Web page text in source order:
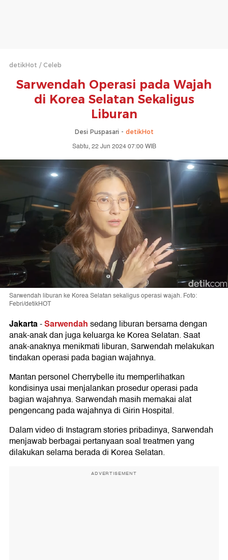
detikHot Celeb
Sarwendah Operasi pada Wajah
di Korea Selatan Sekaligus
Liburan
Desi Puspasari - detikHot
Sabtu, 22 Jun 2024 07:00 WIB
Sarwendah liburan ke Korea Selatan sekaligus operasi wajah. Foto:
Febri/detikHOT
Jakarta-Sarwendahsedang liburan bersama dengan
anak-anak dan juga keluarga ke Korea Selatan. Saat
anak-anaknya menikmati liburan, Sarwendah melakukan
tindakan operasi pada bagian wajahnya.
Mantan personel Cherrybelle itu memperlihatkan
kondisinya usai menjalankan prosedur operasi pada
bagian wajahnya. Sarwendah masih memakai alat
pengencang pada wajahnya di Girin Hospital.
Dalam video di Instagram stories pribadinya, Sarwendah
menjawab berbagai pertanyaan soal treatmen yang
dilakukan selama berada di Korea Selatan.
ADVERTISEMENT